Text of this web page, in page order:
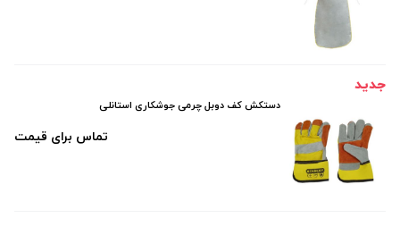
جدید
دستکش کف دوبل چرمی جوشکاری استانلی
تماس برای قیمت